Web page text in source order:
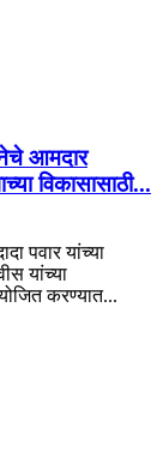
आमदार
विकासासाठी...
पवार यांच्या
यांच्या
करण्यात...